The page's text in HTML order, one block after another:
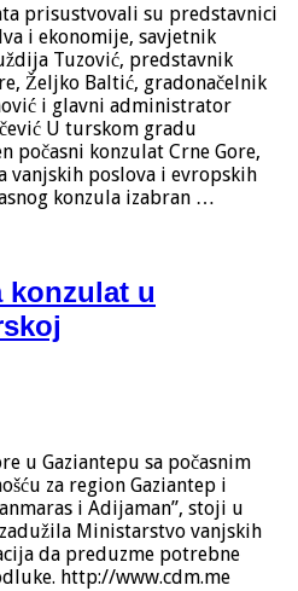
prisustvovali su predstavnici
i ekonomije, savjetnik
Tuzović, predstavnik
Željko Baltić, gradonačelnik
i glavni administrator
U turskom gradu
počasni konzulat Crne Gore,
vanjskih poslova i evropskih
konzula izabran …
konzulat u
u Gaziantepu sa počasnim
za region Gaziantep i
i Adijaman”, stoji u
Ministarstvo vanjskih
da preduzme potrebne
http://www.cdm.me